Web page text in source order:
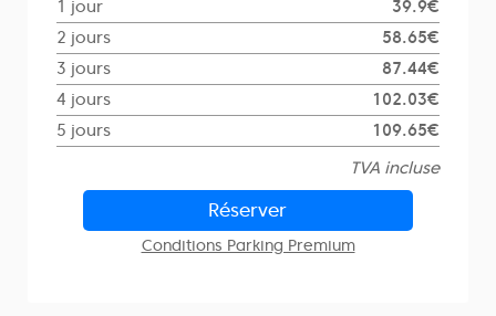
1 jour
39.9€
2 jours
58.65€
3 jours
87.44€
4 jours
102.03€
5 jours
109.65€
TVA incluse
Réserver
Conditions Parking Premium